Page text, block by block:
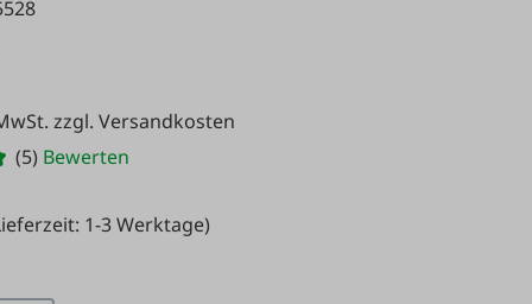
zzgl. Versandkosten
(5) Bewerten
1-3 Werktage)